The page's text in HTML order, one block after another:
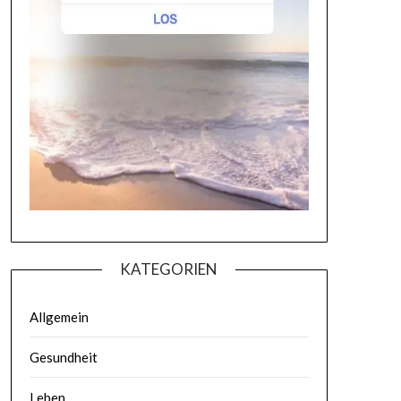
KATEGORIEN
Allgemein
Gesundheit
Leben